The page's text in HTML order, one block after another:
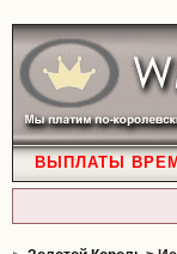
ВЫПЛАТЫ